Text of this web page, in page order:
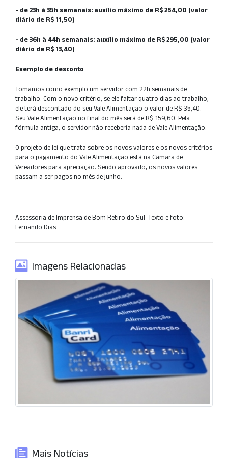
- de 23h à 35h semanais: auxílio máximo de R$ 254,00 (valor
diário de R$ 11,50)
- de 36h à 44h semanais: auxílio máximo de R$ 295,00 (valor
diário de R$ 13,40)
Exemplo de desconto
Tomamos como exemplo um servidor com 22h semanais de
trabalho. Com o novo critério, se ele faltar quatro dias ao trabalho,
ele terá descontado do seu Vale Alimentação o valor de R$ 35,40.
Seu Vale Alimentação no final do mês será de R$ 159,60. Pela
fórmula antiga, o servidor não receberia nada de Vale Alimentação.
O projeto de lei que trata sobre os novos valores e os novos critérios
para o pagamento do Vale Alimentação está na Câmara de
Vereadores para apreciação. Sendo aprovado, os novos valores
passam a ser pagos no mês de junho.
Assessoria de Imprensa de Bom Retiro do Sul  Texto e foto:
Fernando Dias
Imagens Relacionadas
Mais Notícias